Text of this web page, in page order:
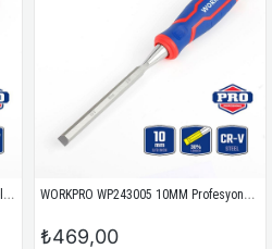
WORKPRO WP243004 6MM Profesyonel İskarpela WORKPRO WP243005 10MM Profesyonel İskarpela
₺469,00